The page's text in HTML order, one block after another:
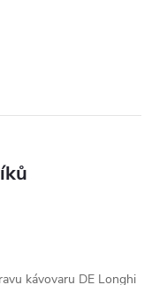
kávovaru DE Longhi